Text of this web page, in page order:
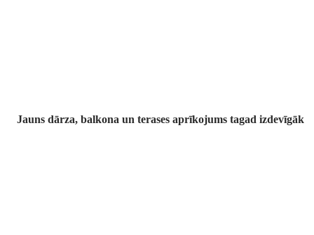
Jauns dārza, balkona un terases aprīkojums tagad izdevīgāk